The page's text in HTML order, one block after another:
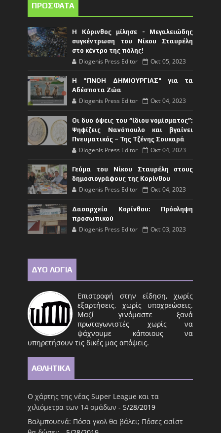
ΠΡΟΣΦΑΤΑ
Η Κόρινθος μίλησε - Μεγαλειώδης
συγκέντρωση του Νίκου Σταυρέλη
στο κέντρο της πόλης!
Diogenis Press Editor Οκτ 05, 2023
Η "ΠΝΟΗ ΔΗΜΙΟΥΡΓΙΑΣ" για τα
Αδέσποτα Ζώα
Diogenis Press Editor Οκτ 04, 2023
Οι δυο όψεις του “ίδιου νομίσματος”:
Ψηφίζεις Νανόπουλο και βγαίνει
Πνευματικός – Της Τζένης Σουκαρά
Diogenis Press Editor Οκτ 04, 2023
Γεύμα του Νίκου Σταυρέλη στους
δημοσιογράφους της Κορίνθου
Diogenis Press Editor Οκτ 04, 2023
Δασαρχείο Κορίνθου: Πρόσληψη
προσωπικού
Diogenis Press Editor Οκτ 03, 2023
ΔΥΟ ΛΟΓΙΑ
Επιστροφή στην είδηση, χωρίς
εξαρτήσεις, χωρίς υποχρεώσεις.
Μαζί γινόμαστε ξανά
πρωταγωνιστές χωρίς να
ψάχνουμε κάποιους να
υπηρετήσουν τις δικές μας απόψεις.
ΑΘΛΗΤΙΚΑ
Ο χάρτης της νέας Super League και τα
χιλιόμετρα των 14 ομάδων - 5/28/2019
Βαλμπουενά: Πόσα γκολ θα βάλει; Πόσες ασίστ